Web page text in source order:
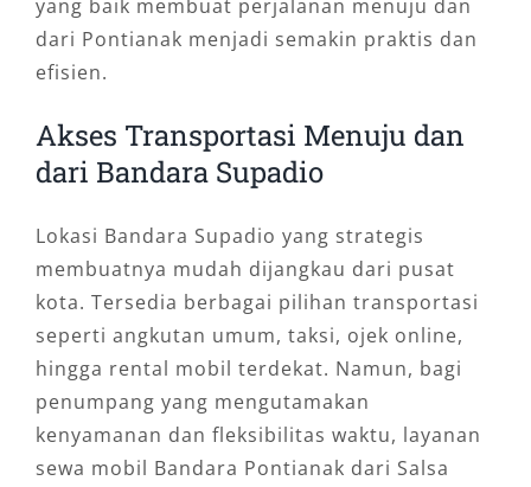
yang baik membuat perjalanan menuju dan
dari Pontianak menjadi semakin praktis dan
efisien.
Akses Transportasi Menuju dan
dari Bandara Supadio
Lokasi Bandara Supadio yang strategis
membuatnya mudah dijangkau dari pusat
kota. Tersedia berbagai pilihan transportasi
seperti angkutan umum, taksi, ojek online,
hingga rental mobil terdekat. Namun, bagi
penumpang yang mengutamakan
kenyamanan dan fleksibilitas waktu, layanan
sewa mobil Bandara Pontianak dari Salsa